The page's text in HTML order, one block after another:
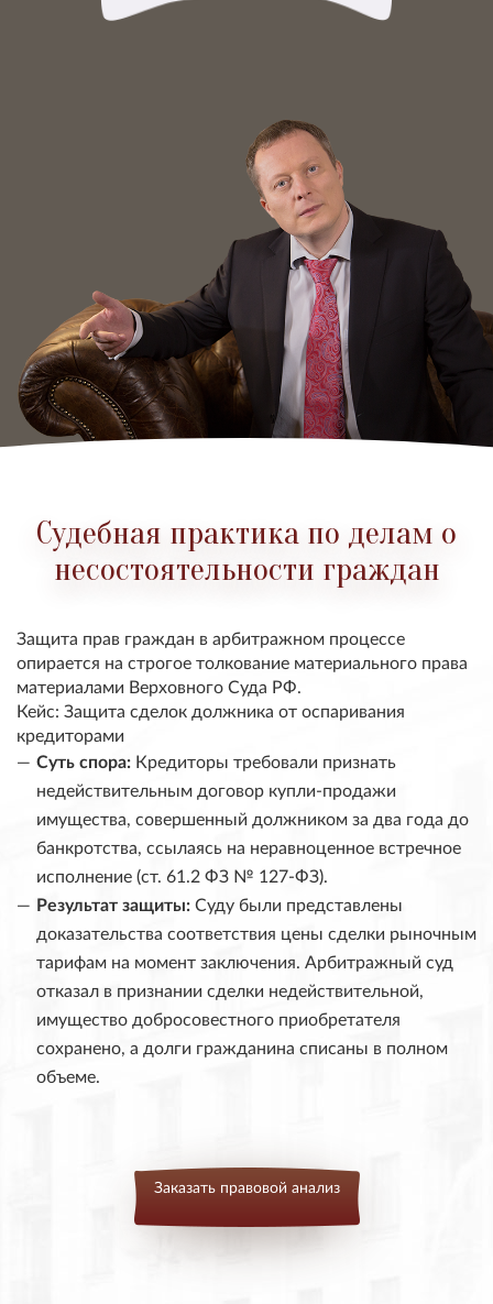
Судебная практика по делам о
несостоятельности граждан
Защита прав граждан в арбитражном процессе
опирается на строгое толкование материального права
материалами Верховного Суда РФ.
Кейс: Защита сделок должника от оспаривания
кредиторами
Суть спора: Кредиторы требовали признать
недействительным договор купли-продажи
имущества, совершенный должником за два года до
банкротства, ссылаясь на неравноценное встречное
исполнение (ст. 61.2 ФЗ № 127-ФЗ).
Результат защиты: Суду были представлены
доказательства соответствия цены сделки рыночным
тарифам на момент заключения. Арбитражный суд
отказал в признании сделки недействительной,
имущество добросовестного приобретателя
сохранено, а долги гражданина списаны в полном
объеме.
Заказать правовой анализ